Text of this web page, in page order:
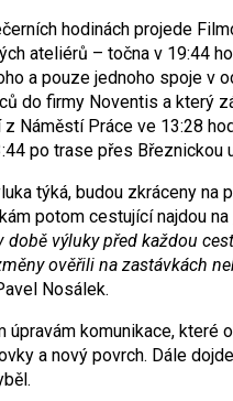
hodinách projede
ateliérů – točna v 19:44
a pouze jednoho spoje v
do firmy Noventis a který
Náměstí Práce ve 13:28
po trase přes Březnickou
týká, budou zkráceny na
potom cestující najdou na
době výluky před každou
ověřili na zastávkách
Nosálek.
komunikace, které
a nový povrch. Dále